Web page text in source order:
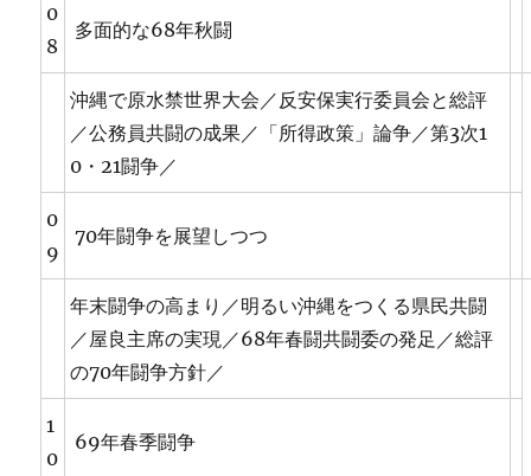
0
8
多面的な68年秋闘
沖縄で原水禁世界大会／反安保実行委員会と総評
／公務員共闘の成果／「所得政策」論争／第3次1
0・21闘争／
0
9
70年闘争を展望しつつ
年末闘争の高まり／明るい沖縄をつくる県民共闘
／屋良主席の実現／68年春闘共闘委の発足／総評
の70年闘争方針／
1
0
69年春季闘争